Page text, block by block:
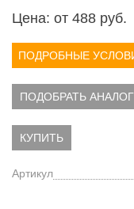
Цена: от 488 руб.
ПОДРОБНЫЕ
ПОДОБРАТЬ АНАЛОГ
КУПИТЬ
Артикул